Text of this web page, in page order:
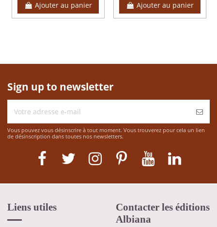
Ajouter au panier
Ajouter au panier
Sign up to newsletter
Vous pouvez vous désinscrire à tout moment. Vous trouverez pour cela un lien
de désinscription dans toutes nos newsletters.
Liens utiles
Contacter les éditions
Albiana